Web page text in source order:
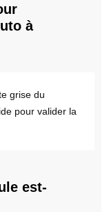
à
grise du
pour valider la
est-